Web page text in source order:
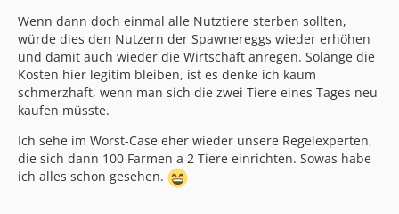
Wenn dann doch einmal alle Nutztiere sterben sollten,
würde dies den Nutzern der Spawnereggs wieder erhöhen
und damit auch wieder die Wirtschaft anregen. Solange die
Kosten hier legitim bleiben, ist es denke ich kaum
schmerzhaft, wenn man sich die zwei Tiere eines Tages neu
kaufen müsste.
Ich sehe im Worst-Case eher wieder unsere Regelexperten,
die sich dann 100 Farmen a 2 Tiere einrichten. Sowas habe
ich alles schon gesehen.